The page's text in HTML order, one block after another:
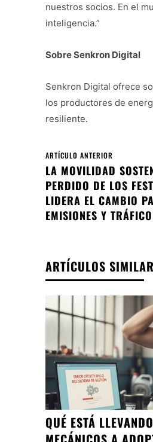
nuestros socios. En el
inteligencia.”
Sobre Senkron Digital
Senkron Digital ofrece
los productores de
resiliente.
ARTÍCULO ANTERIOR
LA MOVILIDAD
PERDIDO DE LOS
LIDERA EL CAMBIO
EMISIONES Y
ARTÍCULOS
QUÉ ESTÁ